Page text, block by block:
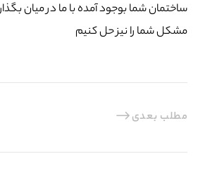
ساختمان شما بوجود آمده با ما در میان
مشکل شما را نیز حل کنیم
مطلب بعدی